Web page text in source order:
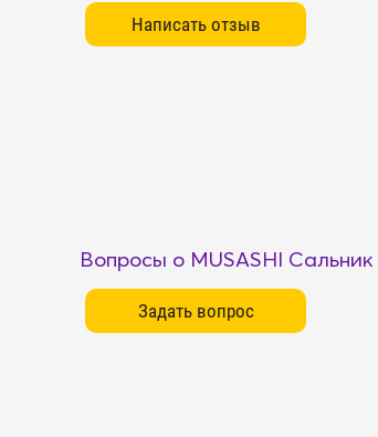
Вопросы о MUSASHI